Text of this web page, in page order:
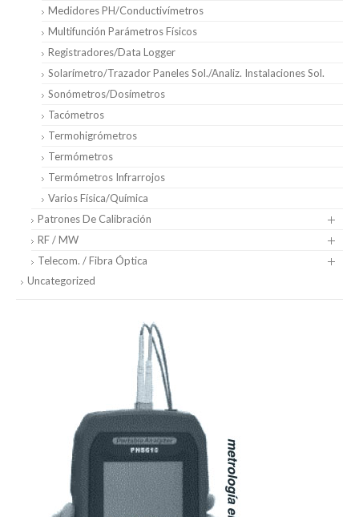
Medidores PH/Conductivímetros
Multifunción Parámetros Físicos
Registradores/Data Logger
Solarímetro/Trazador Paneles Sol./Analiz. Instalaciones Sol.
Sonómetros/Dosímetros
Tacómetros
Termohigrómetros
Termómetros
Termómetros Infrarrojos
Varios Física/Química
Patrones De Calibración
RF / MW
Telecom. / Fibra Óptica
Uncategorized